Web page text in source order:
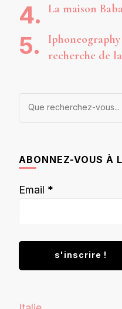
La maison
recherche de
Vous
ABONNEZ-VOUS À
Email *